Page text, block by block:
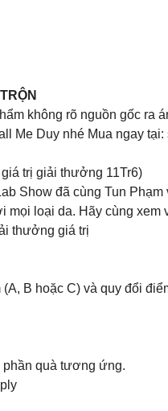
không rõ nguồn gốc ra
Me Duy nhé Mua ngay
trị giải thưởng 11Tr6)
Show đã cùng Tun
loại da. Hãy cùng
thưởng giá trị
B hoặc C) và quy đổi
quà tương ứng.